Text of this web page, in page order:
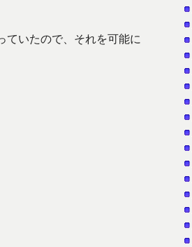
ていたので、それを可能に